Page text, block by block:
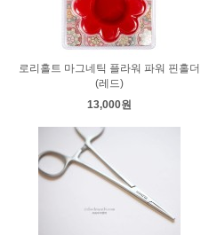
로리홀트 마그네틱 플라워 파워 핀홀더
(레드)
13,000원